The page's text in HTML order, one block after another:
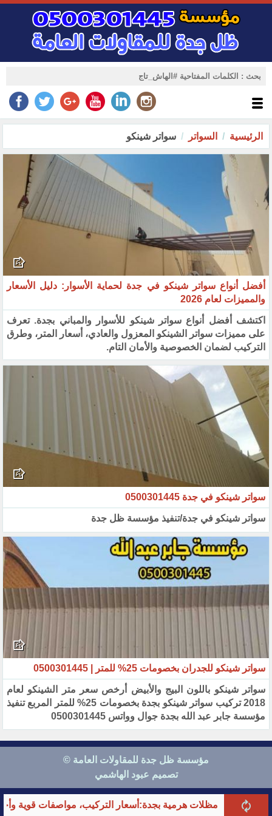
الرئيسية السواتر سواتر شينكو
مظلات هرمية بجدة:أسعار التركيب، مواصفات قوية وأحدث
أفضل أنواع سواتر شينكو في جدة لحماية الأسوار: دليل الأسعار
والمميزات لعام 2026
اكتشف أفضل أنواع سواتر شينكو للأسوار والمباني بجدة. تعرف
على مميزات سواتر الشينكو المعزول والعادي، أسعار المتر، وطرق
التركيب لضمان الخصوصية والأمان التام.
سواتر شينكو في جدة 0500301445
سواتر شينكو في جدة/تنفيذ مؤسسة ظل جدة
سواتر شينكو للجدران بخصومات 25% للمتر | 0500301445‏
سواتر شينكو باللون البيج والأبيض أرخص سعر متر الشينكو لعام
2018 تركيب سواتر شينكو بجدة بخصومات 25% للمتر المربع تنفيذ
مؤسسة جابر عبد الله بجدة جوال وواتس 0500301445
مؤسسة ظل جدة للمقاولات العامة ©
تصميم عبود الهاشمي